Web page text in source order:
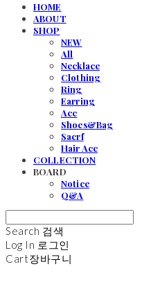
HOME
ABOUT
SHOP
NEW
All
Necklace
Clothing
Ring
Earring
Acc
Shoes&Bag
Sacrf
Hair Acc
COLLECTION
BOARD
Notice
Q&A
Search 검색
Log In 로그인
Cart장바구니